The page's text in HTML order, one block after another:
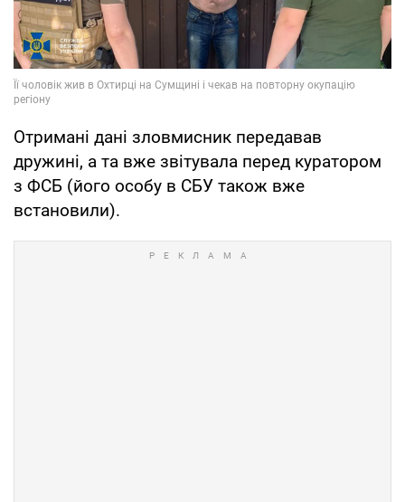
Отримані дані зловмисник передавав
дружині, а та вже звітувала перед куратором
з ФСБ (його особу в СБУ також вже
встановили).